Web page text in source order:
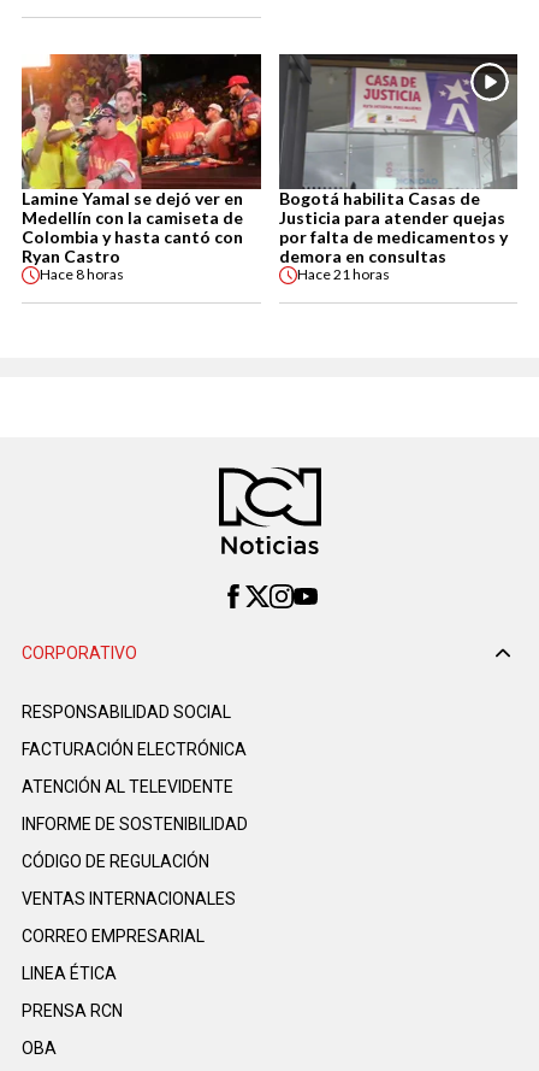
Lamine Yamal se dejó ver en
Medellín con la camiseta de
Colombia y hasta cantó con
Ryan Castro
Hace8 horas
Bogotá habilita Casas de
Justicia para atender quejas
por falta de medicamentos y
demora en consultas
Hace21 horas
CORPORATIVO
RESPONSABILIDAD SOCIAL
FACTURACIÓN ELECTRÓNICA
ATENCIÓN AL TELEVIDENTE
INFORME DE SOSTENIBILIDAD
CÓDIGO DE REGULACIÓN
VENTAS INTERNACIONALES
CORREO EMPRESARIAL
LINEA ÉTICA
PRENSA RCN
OBA